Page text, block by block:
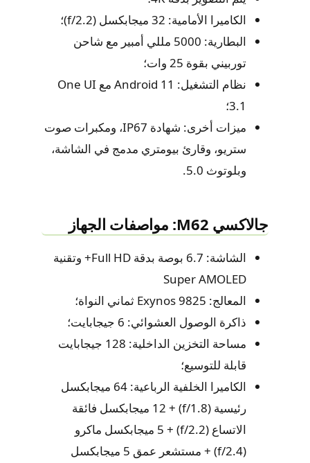
الكاميرا الأمامية: 32 ميجابكسل (f/2.2)؛
البطارية: 5000 مللي أمبير مع شاحن
توربيني بقوة 25 وات؛
نظام التشغيل: Android 11 مع One UI
3.1؛
ميزات أخرى: شهادة IP67، ومكبرات صوت
ستريو، وقارئ بيومتري مدمج في الشاشة،
وبلوتوث 5.0.
جالاكسي M62: مواصفات الجهاز
الشاشة: 6.7 بوصة بدقة Full HD+ وتقنية
Super AMOLED
المعالج: Exynos 9825 ثماني النواة؛
ذاكرة الوصول العشوائي: 6 جيجابايت؛
مساحة التخزين الداخلية: 128 جيجابايت
قابلة للتوسيع؛
الكاميرا الخلفية الرباعية: 64 ميجابكسل
رئيسية (f/1.8) + 12 ميجابكسل فائقة
الاتساع (f/2.2) + 5 ميجابكسل ماكرو
(f/2.4) + مستشعر عمق 5 ميجابكسل